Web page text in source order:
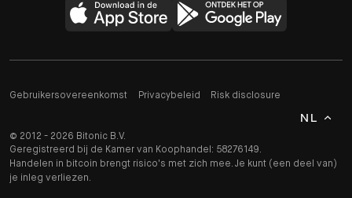
© 2012 - 2026 Bitonic B.V.
Geregistreerd bij de Kamer van Koophandel: 58276149.
Handelen in bitcoin brengt risico's met zich mee. Je kunt (een deel van)
je inleg verliezen.
Gebruikersovereenkomst Privacybeleid Risk disclosure
NL